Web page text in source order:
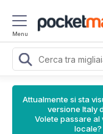
Menu
Attualmente si sta
versione Italy
Volete passare al
locale?